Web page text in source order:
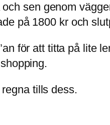
sen genom
på 1800 kr och
för att titta på lite
tills dess.